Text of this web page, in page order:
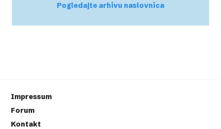
Pogledajte arhivu naslovnica
Impressum
Forum
Kontakt